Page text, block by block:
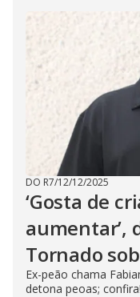
DO R7/12/12/2025
‘Gosta de
aumentar’,
Tornado
Ex-peão chama
detona peoas; confira!